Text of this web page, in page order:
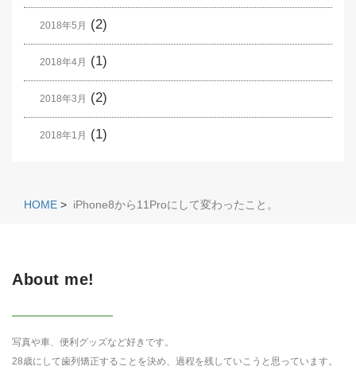
2018年5月 (2)
2018年4月 (1)
2018年3月 (2)
2018年1月 (1)
HOME > iPhone8から11Proにして変わったこと。
About me!
写真や車、便利グッズなど好きです。
28歳にして歯列矯正することを決め、過程を残していこうと思っています。